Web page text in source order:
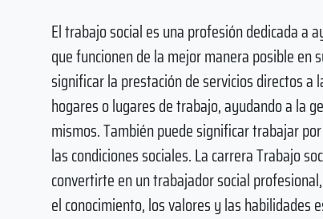
El trabajo social es una profesión dedicada a
que funcionen de la mejor manera posible en
significar la prestación de servicios directos a
hogares o lugares de trabajo, ayudando a la
mismos. También puede significar trabajar
las condiciones sociales. La carrera Trabajo
convertirte en un trabajador social
el conocimiento, los valores y las habilidades